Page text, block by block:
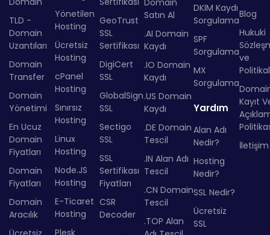
TLD -
Domain
Uzantıları
Domain
Transfer
Domain
Yönetimi
En Ucuz
Domain
Fiyatları
Domain
Fiyatları
Domain
Aracılık
Yönetilen
Hosting
Ücretsiz
Hosting
cPanel
Hosting
Sınırsız
Hosting
Linux
Hosting
Node.JS
Hosting
E-Ticaret
Hosting
Plesk
GeoTrust
SSL
Sertifikası
DigiCert
SSL
GlobalSign
SSL
Sectigo
SSL
SSL
Sertifikası
Fiyatları
CSR
Decoder
Domain
Satın Al
.AI Domain
Kaydı
.IO Domain
Kaydı
.US Domain
Kaydı
.DE Domain
Tescil
.IN Alan Adı
Tescil
.CN Domain
Tescil
.TOP Alan
DKIM Kaydı
Sorgulama
SPF
Sorgulama
MX
Sorgulama
Yardım
Alan Adı
Nedir?
Hosting
Nedir?
SSL Nedir?
Ücretsiz
SSL
Blog
Hukuki
ve
Kayıt
İletişim